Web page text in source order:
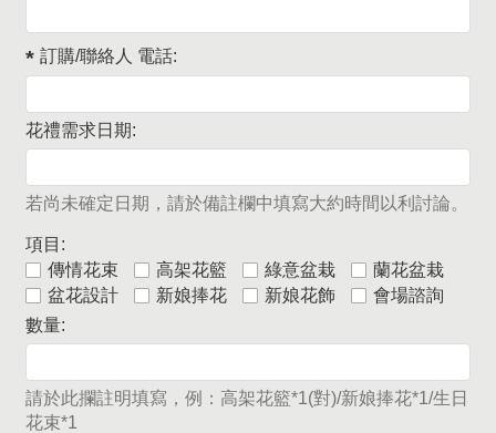
訂購/聯絡人 電話:
花禮需求日期:
若尚未確定日期，請於備註欄中填寫大約時間以利討論。
項目:
傳情花束
高架花籃 綠意盆栽
蘭花盆栽
盆花設計
新娘捧花 新娘花飾
會場諮詢
數量:
請於此攔註明填寫，例：高架花籃*1(對)/新娘捧花*1/生日
花束*1